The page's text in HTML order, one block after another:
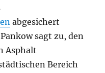
abgesichert
sagt zu, den
Asphalt
Bereich